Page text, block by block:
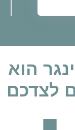
הוא
לצדכם